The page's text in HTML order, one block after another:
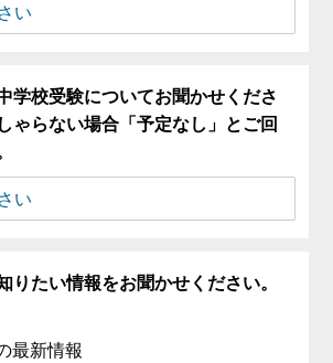
学校受験についてお聞かせくださ
ゃらない場合「予定なし」とご回
りたい情報をお聞かせください。
最新情報